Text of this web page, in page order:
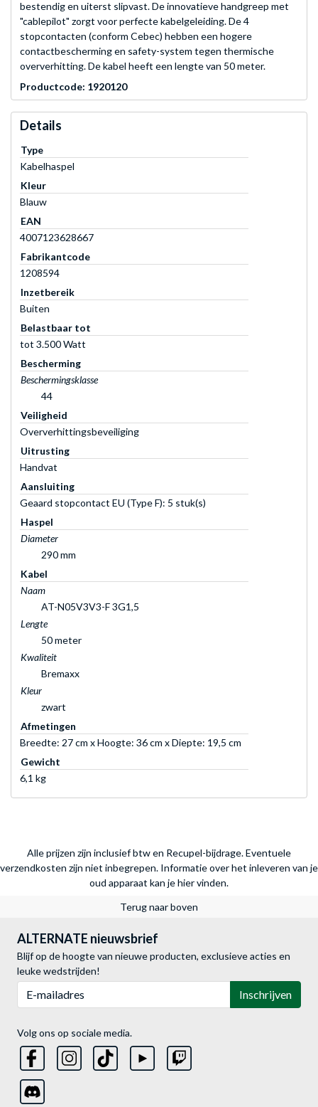
bestendig en uiterst slipvast. De innovatieve handgreep met
"cablepilot" zorgt voor perfecte kabelgeleiding. De 4
stopcontacten (conform Cebec) hebben een hogere
contactbescherming en safety-system tegen thermische
oververhitting. De kabel heeft een lengte van 50 meter.
Productcode: 1920120
Details
Type
Kabelhaspel
Kleur
Blauw
EAN
4007123628667
Fabrikantcode
1208594
Inzetbereik
Buiten
Belastbaar tot
tot 3.500 Watt
Bescherming
Beschermingsklasse
44
Veiligheid
Oververhittingsbeveiliging
Uitrusting
Handvat
Aansluiting
Geaard stopcontact EU (Type F): 5 stuk(s)
Haspel
Diameter
290 mm
Kabel
Naam
AT-N05V3V3-F 3G1,5
Lengte
50 meter
Kwaliteit
Bremaxx
Kleur
zwart
Afmetingen
Breedte: 27 cm x Hoogte: 36 cm x Diepte: 19,5 cm
Gewicht
6,1 kg
Alle prijzen zijn inclusief btw en Recupel-bijdrage. Eventuele
verzendkosten zijn niet inbegrepen. Informatie over het inleveren van je
oud apparaat kan je hier vinden.
Terug naar boven
ALTERNATE nieuwsbrief
Blijf op de hoogte van nieuwe producten, exclusieve acties en
leuke wedstrijden!
Inschrijven
Volg ons op sociale media.